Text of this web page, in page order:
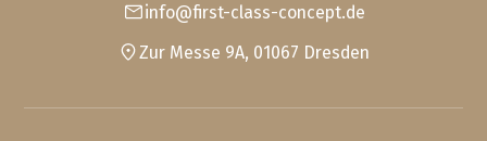
info@first-class-concept.de
Zur Messe 9A, 01067 Dresden